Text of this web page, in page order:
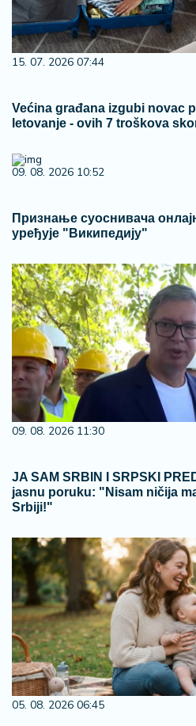
15. 07. 2026 07:44
Većina građana izgubi novac
letovanje - ovih 7 troškova
09. 08. 2026 10:52
Признање суоснивача
уређује "Википедију"
09. 08. 2026 11:30
JA SAM SRBIN I SRPSKI
jasnu poruku: "Nisam ničija
Srbiji!"
05. 08. 2026 06:45